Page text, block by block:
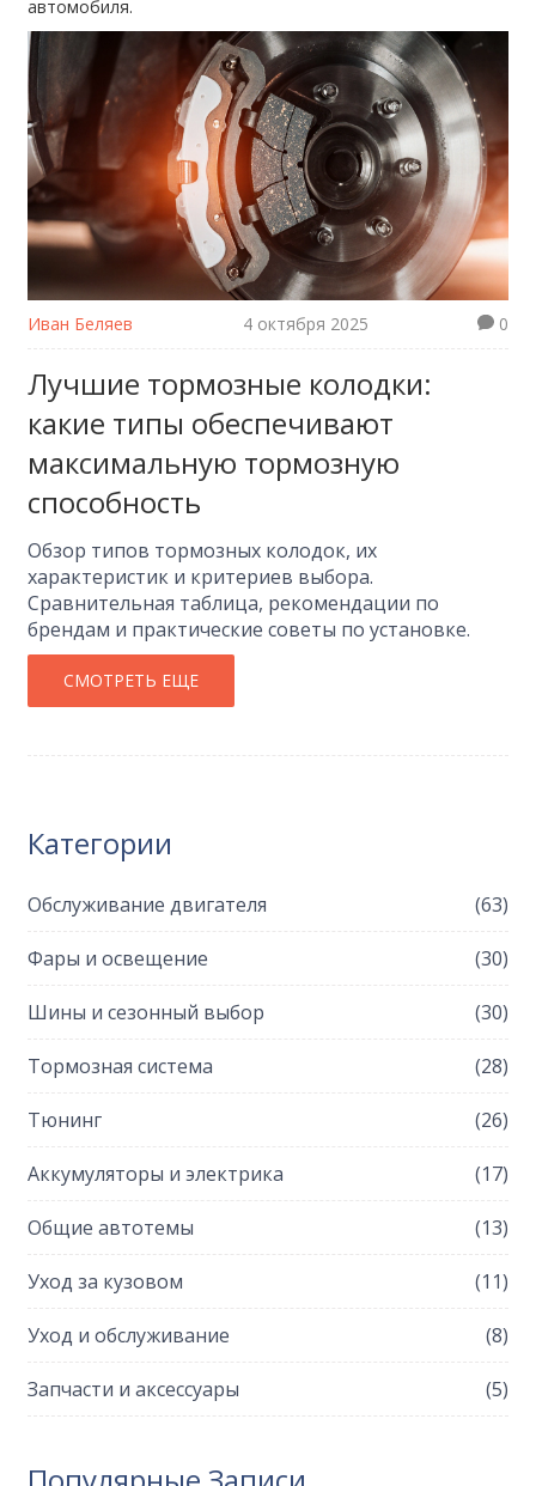
автомобиля.
Иван Беляев 4 октября 2025 0
Лучшие тормозные колодки:
какие типы обеспечивают
максимальную тормозную
способность
Обзор типов тормозных колодок, их
характеристик и критериев выбора.
Сравнительная таблица, рекомендации по
брендам и практические советы по установке.
СМОТРЕТЬ ЕЩЕ
Категории
Обслуживание двигателя (63)
Фары и освещение (30)
Шины и сезонный выбор (30)
Тормозная система (28)
Тюнинг (26)
Аккумуляторы и электрика (17)
Общие автотемы (13)
Уход за кузовом (11)
Уход и обслуживание (8)
Запчасти и аксессуары (5)